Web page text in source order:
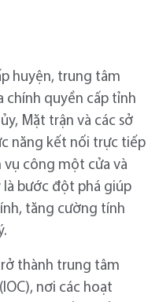
huyện, trung tâm
chính quyền cấp tỉnh
Mặt trận và các sở
năng kết nối trực tiếp
công một cửa và
bước đột phá giúp
tăng cường tính
thành trung tâm
nơi các hoạt